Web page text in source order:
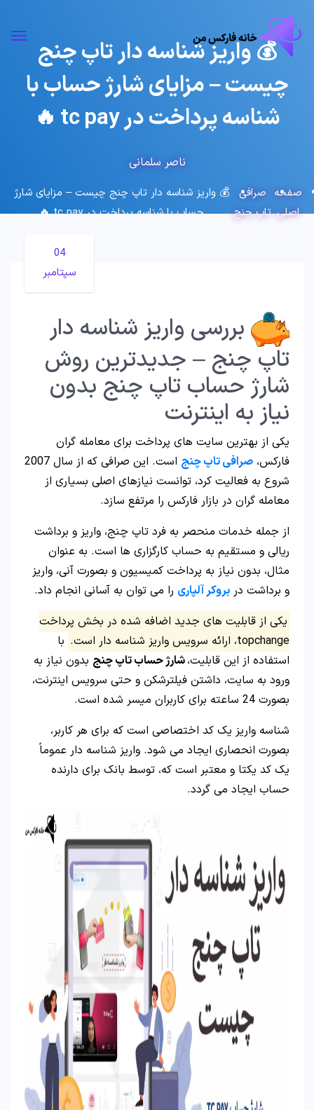
💰 واریز شناسه دار تاپ چنج
چیست – مزایای شارژ حساب با
شناسه پرداخت در tc pay 🔥
ناصر سلمانی
صفحه
اصلی
صرافی
تاپ چنج
💰 واریز شناسه دار تاپ چنج چیست – مزایای شارژ
حساب با شناسه پرداخت در tc pay 🔥
04
سپتامبر
بررسی واریز شناسه دار
تاپ چنج – جدیدترین روش
شارژ حساب تاپ چنج بدون
نیاز به اینترنت
یکی از بهترین سایت های پرداخت برای معامله گران
فارکس، صرافی تاپ چنج
است. این صرافی که از سال 2007
شروع به فعالیت کرد، توانست نیازهای اصلی بسیاری از
معامله گران در بازار فارکس را مرتفع سازد.
از جمله خدمات منحصر به فرد تاپ چنج، واریز و برداشت
ریالی و مستقیم به حساب کارگزاری ها است. به عنوان
مثال، بدون نیاز به پرداخت کمیسیون و بصورت آنی، واریز
و برداشت در بروکر آلپاری را می توان به آسانی انجام داد.
یکی از قابلیت های جدید اضافه شده در بخش پرداخت
topchange، ارائه سرویس واریز شناسه دار است.
با
استفاده از این قابلیت،شارژ حساب تاپ چنج بدون نیاز به
ورود به سایت، داشتن فیلترشکن و حتی سرویس اینترنت،
بصورت 24 ساعته برای کاربران میسر شده است.
شناسه واریز یک کد اختصاصی است که برای هر کاربر،
بصورت انحصاری ایجاد می شود. واریز شناسه دار عموماً
یک کد یکتا و معتبر است که، توسط بانک برای دارنده
حساب ایجاد می گردد.